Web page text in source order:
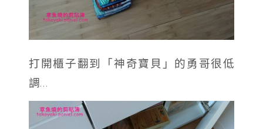
打開櫃子翻到「神奇寶貝」的勇哥很低
調…